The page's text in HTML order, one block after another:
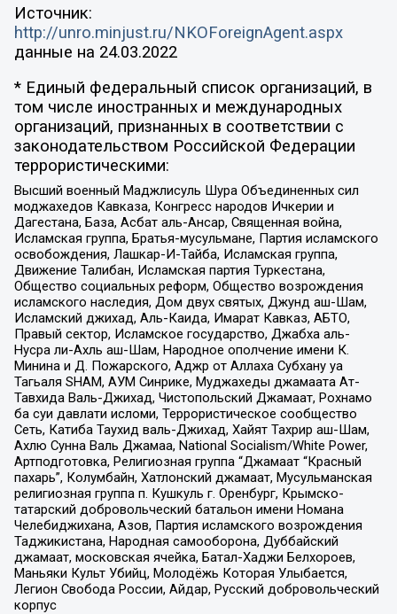
Источник:
http://unro.minjust.ru/NKOForeignAgent.aspx
данные на 24.03.2022
* Единый федеральный список организаций, в
том числе иностранных и международных
организаций, признанных в соответствии с
законодательством Российской Федерации
террористическими:
Высший военный Маджлисуль Шура Объединенных сил
моджахедов Кавказа, Конгресс народов Ичкерии и
Дагестана, База, Асбат аль-Ансар, Священная война,
Исламская группа, Братья-мусульмане, Партия исламского
освобождения, Лашкар-И-Тайба, Исламская группа,
Движение Талибан, Исламская партия Туркестана,
Общество социальных реформ, Общество возрождения
исламского наследия, Дом двух святых, Джунд аш-Шам,
Исламский джихад, Аль-Каида, Имарат Кавказ, АБТО,
Правый сектор, Исламское государство, Джабха аль-
Нусра ли-Ахль аш-Шам, Народное ополчение имени К.
Минина и Д. Пожарского, Аджр от Аллаха Субхану уа
Тагьаля SHAM, АУМ Синрике, Муджахеды джамаата Ат-
Тавхида Валь-Джихад, Чистопольский Джамаат, Рохнамо
ба суи давлати исломи, Террористическое сообщество
Сеть, Катиба Таухид валь-Джихад, Хайят Тахрир аш-Шам,
Ахлю Сунна Валь Джамаа, National Socialism/White Power,
Артподготовка, Религиозная группа “Джамаат “Красный
пахарь”, Колумбайн, Хатлонский джамаат, Мусульманская
религиозная группа п. Кушкуль г. Оренбург, Крымско-
татарский добровольческий батальон имени Номана
Челебиджихана, Азов, Партия исламского возрождения
Таджикистана, Народная самооборона, Дуббайский
джамаат, московская ячейка, Батал-Хаджи Белхороев,
Маньяки Культ Убийц, Молодёжь Которая Улыбается,
Легион Свобода России, Айдар, Русский добровольческий
корпус